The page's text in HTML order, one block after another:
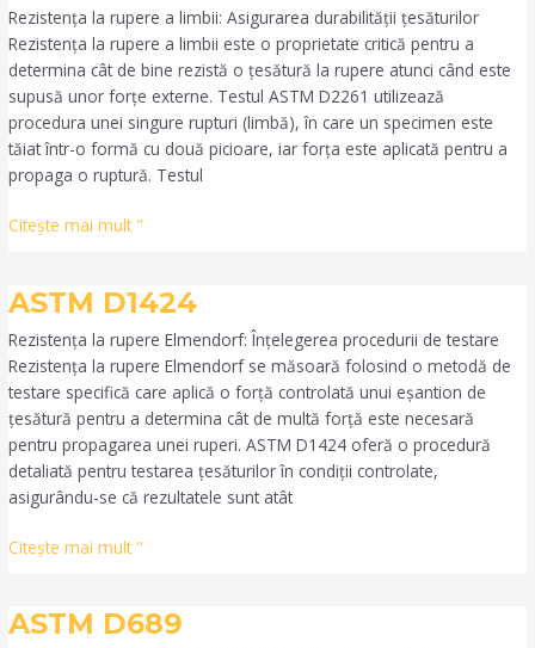
Rezistența la rupere a limbii: Asigurarea durabilității țesăturilor
Rezistența la rupere a limbii este o proprietate critică pentru a
determina cât de bine rezistă o țesătură la rupere atunci când este
supusă unor forțe externe. Testul ASTM D2261 utilizează
procedura unei singure rupturi (limbă), în care un specimen este
tăiat într-o formă cu două picioare, iar forța este aplicată pentru a
propaga o ruptură. Testul
Citeşte mai mult "
ASTM D1424
Rezistența la rupere Elmendorf: Înțelegerea procedurii de testare
Rezistența la rupere Elmendorf se măsoară folosind o metodă de
testare specifică care aplică o forță controlată unui eșantion de
țesătură pentru a determina cât de multă forță este necesară
pentru propagarea unei ruperi. ASTM D1424 oferă o procedură
detaliată pentru testarea țesăturilor în condiții controlate,
asigurându-se că rezultatele sunt atât
ASTM
Citeşte mai mult "
ASTM D689
ASTM